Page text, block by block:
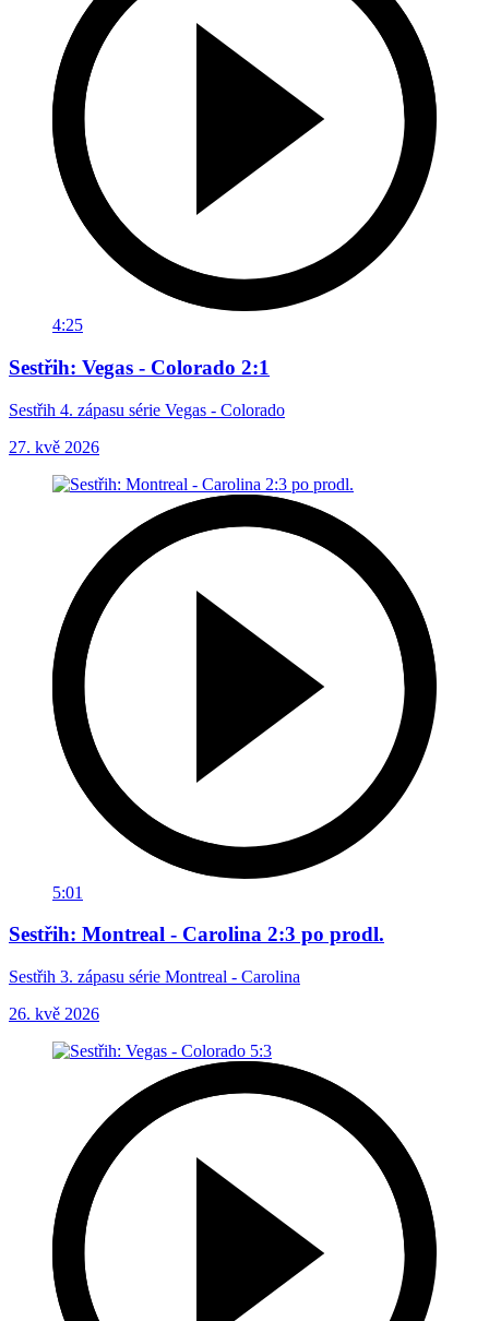
4:25
Sestřih: Vegas - Colorado 2:1
Sestřih 4. zápasu série Vegas - Colorado
27. kvě 2026
5:01
Sestřih: Montreal - Carolina 2:3 po prodl.
Sestřih 3. zápasu série Montreal - Carolina
26. kvě 2026